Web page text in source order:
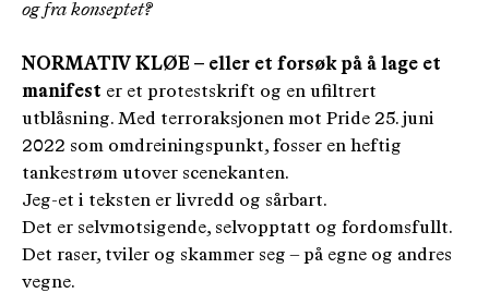
og fra konseptet?
NORMATIV KLØE – eller et forsøk på å lage et
manifest er et protestskrift og en ufiltrert
utblåsning. Med terroraksjonen mot Pride 25. juni
2022 som omdreiningspunkt, fosser en heftig
tankestrøm utover scenekanten.
Jeg-et i teksten er livredd og sårbart.
Det er selvmotsigende, selvopptatt og fordomsfullt.
Det raser, tviler og skammer seg – på egne og andres
vegne.